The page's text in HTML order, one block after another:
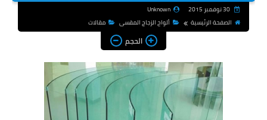
30 نوفمبر 2015
Unknown
الصفحة الرئيسية
ألواح الزجاج المقسى مقالات
الحجم